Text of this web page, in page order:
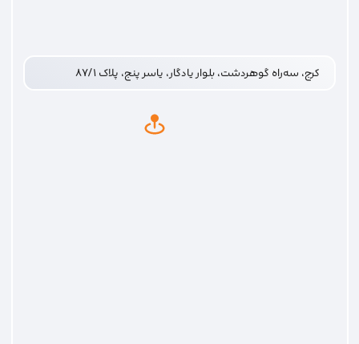
کرج، سه‌راه گوهردشت، بلوار یادگار، یاسر پنج، پلاک ۸۷/۱